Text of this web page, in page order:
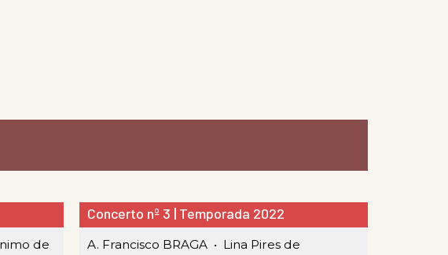
de
Concerto nº 3 | Temporada 2022
A. Francisco BRAGA • Lina Pires de